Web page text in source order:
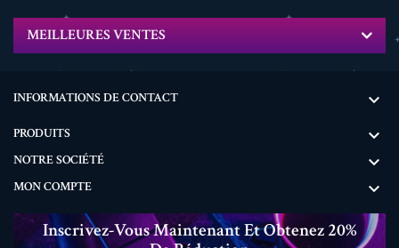
MEILLEURES VENTES
INFORMATIONS DE CONTACT 
PRODUITS 
NOTRE SOCIÉTÉ 
MON COMPTE 
Inscrivez-Vous Maintenant Et Obtenez 20%